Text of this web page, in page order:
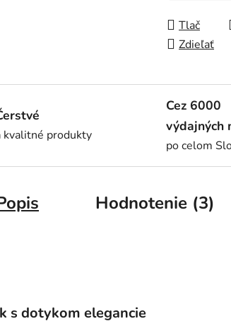
Tlač
Zdieľať
kvalitné produkty
Cez 6000
výdajných
po celom
Hodnotenie (3)
s dotykom elegancie